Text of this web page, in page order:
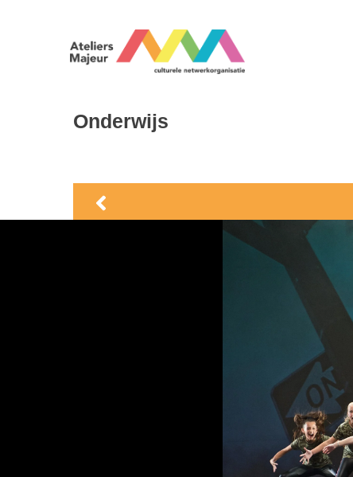
Onderwijs